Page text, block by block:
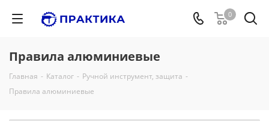
0
Правила алюминиевые
Главная - Каталог - Ручной инструмент, защита -
Правила алюминиевые